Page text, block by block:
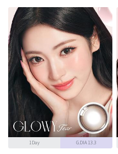
1Day G.DIA 13.3